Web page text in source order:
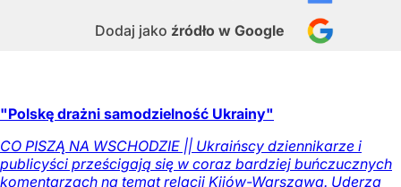
Dodaj jako źródło w Google
"Polskę drażni samodzielność Ukrainy"
CO PISZĄ NA WSCHODZIE || Ukraińscy dziennikarze i
publicyści prześcigają się w coraz bardziej buńczucznych
komentarzach na temat relacji Kijów-Warszawa. Uderza